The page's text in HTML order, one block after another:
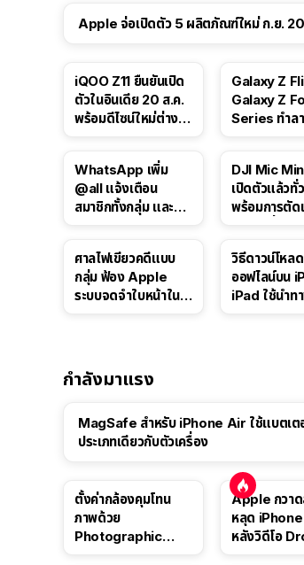
Apple จ่อเปิดตัว 5 ผลิตภัณฑ์ใหม่ ก.ย.
iQOO Z11 ยืนยันเปิด
ตัวในอินเดีย 20 ส.ค.
พร้อมดีไซน์ใหม่ต่าง
Galaxy Z
Galaxy Z
Series ทำล
WhatsApp เพิ่ม
@all แจ้งเตือน
สมาชิกทั้งกลุ่ม และอัป
DJI Mic
เปิดตัวแล้วทั่
พร้อมการตัด
ศาลไฟเขียวคดีแบบ
กลุ่ม ฟ้อง Apple
ระบบจดจำใบหน้าใน
วิธีดาวน์โหล
ออฟไลน์บน
iPad ใช้นำท
กำลังมาแรง
MagSafe สำหรับ iPhone Air ใช้แบตเต
ประเภทเดียวกับตัวเครื่อง
ตั้งค่ากล้องคุมโทน
ภาพด้วย
Photographic
Apple กวา
หลุด
หลังวิดีโอ